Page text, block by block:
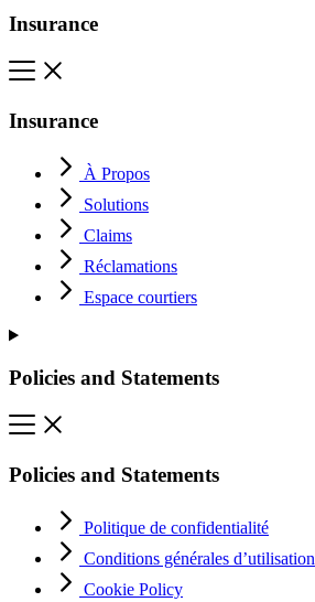
Insurance
Insurance
À Propos
Solutions
Claims
Réclamations
Espace courtiers
Policies and Statements
Policies and Statements
Politique de confidentialité
Conditions générales d’utilisation
Cookie Policy